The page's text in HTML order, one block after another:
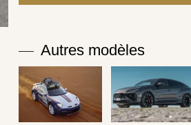
Autres modèles